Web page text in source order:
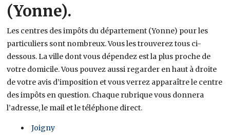
(Yonne).
Les centres des impôts du département (Yonne) pour les
particuliers sont nombreux. Vous les trouverez tous ci-
dessous. La ville dont vous dépendez est la plus proche de
votre domicile. Vous pouvez aussi regarder en haut à droite
de votre avis d’imposition et vous verrez apparaître le centre
des impôts en question. Chaque rubrique vous donnera
l’adresse, le mail et le téléphone direct.
Joigny